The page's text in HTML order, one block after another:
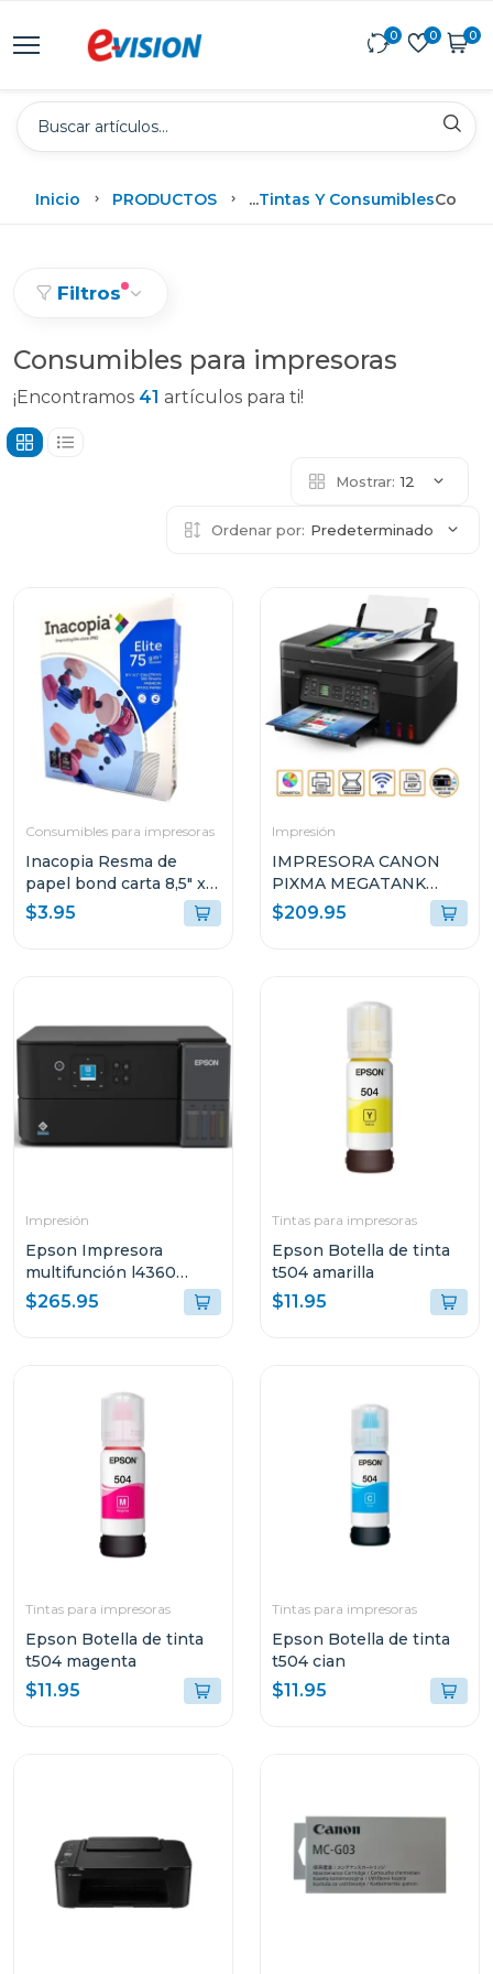
0 0 0
Inicio PRODUCTOS ...Tintas Y Consumibles
Filtros
Consumibles para impresoras
¡Encontramos 41 artículos para ti!
Mostrar: 12
Ordenar por: Predeterminado
Consumibles para impresoras
Inacopia Resma de
papel bond carta 8,5" x
11" elite 75 500 hojas 20
lb
$3.95
Impresión
IMPRESORA CANON
PIXMA MEGATANK
INALÁMBRICA
MULTIFUNCIONAL G417
$209.95
Impresión
Epson Impresora
multifunción l4360
tanque de tinta eco-
tank wi-fi
$265.95
Tintas para impresoras
Epson Botella de tinta
t504 amarilla
$11.95
Tintas para impresoras
Epson Botella de tinta
t504 magenta
$11.95
Tintas para impresoras
Epson Botella de tinta
t504 cian
$11.95